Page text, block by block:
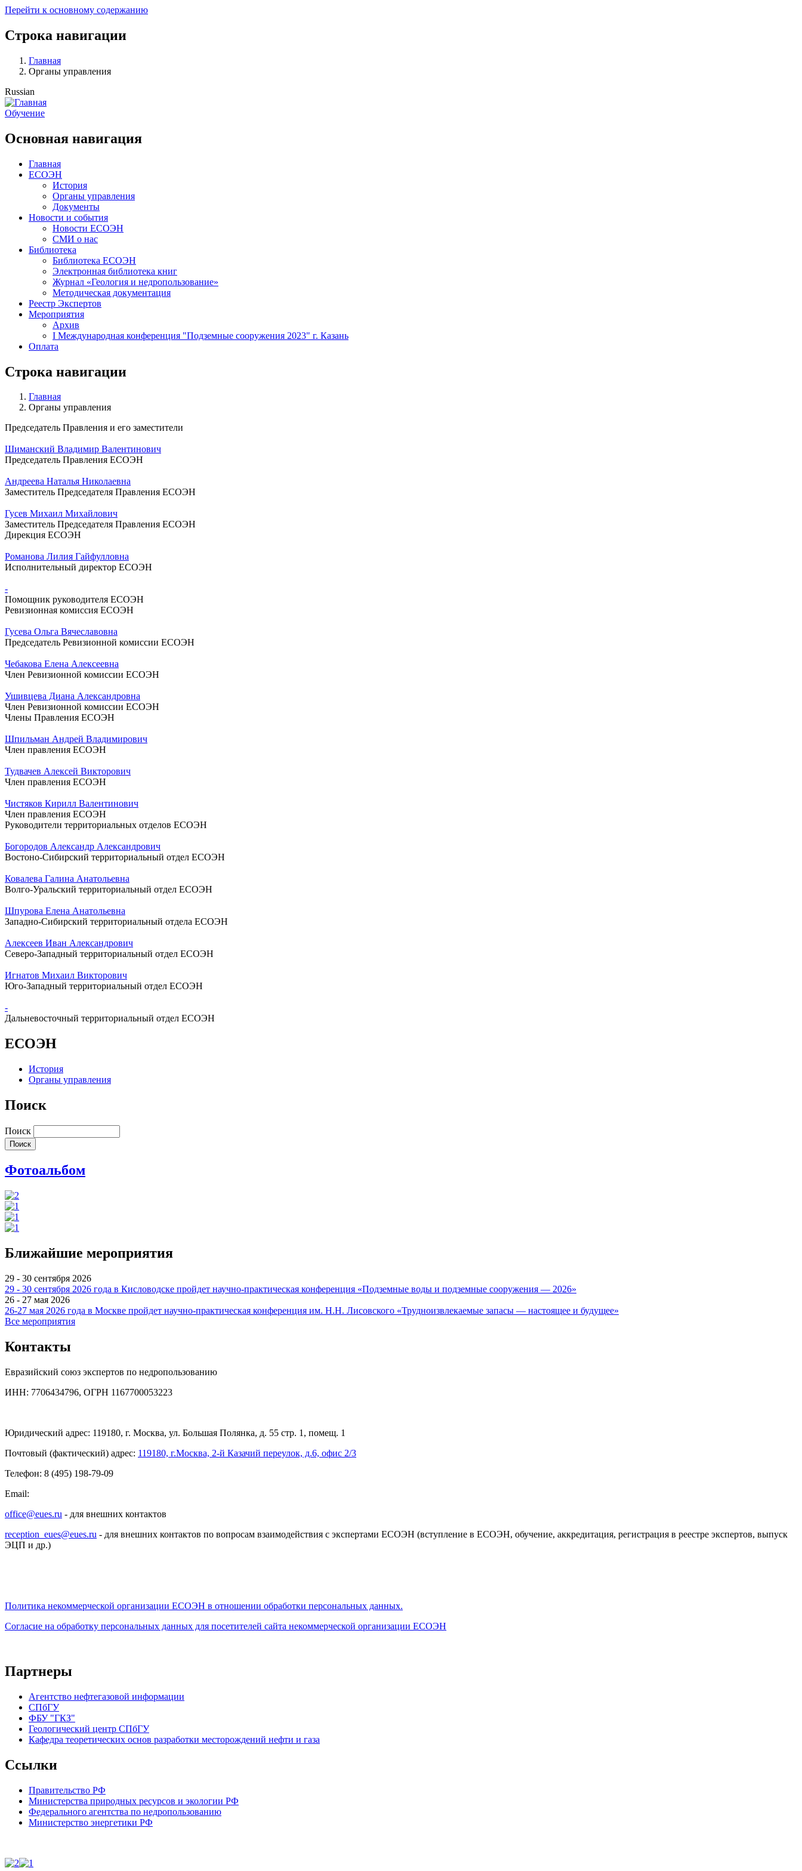
Перейти к основному содержанию
Строка навигации
Главная
Органы управления
Russian
Обучение
Основная навигация
Главная
ЕСОЭН
История
Органы управления
Документы
Новости и события
Новости ЕСОЭН
СМИ о нас
Библиотека
Библиотека ЕСОЭН
Электронная библиотека книг
Журнал «Геология и недропользование»
Методическая документация
Реестр Экспертов
Мероприятия
Архив
I Международная конференция "Подземные сооружения 2023" г. Казань
Оплата
Строка навигации
Главная
Органы управления
Председатель Правления и его заместители
Шиманский Владимир Валентинович
Председатель Правления ЕСОЭН
Андреева Наталья Николаевна
Заместитель Председателя Правления ЕСОЭН
Гусев Михаил Михайлович
Заместитель Председателя Правления ЕСОЭН
Дирекция ЕСОЭН
Романова Лилия Гайфулловна
Исполнительный директор ЕСОЭН
-
Помощник руководителя ЕСОЭН
Ревизионная комиссия ЕСОЭН
Гусева Ольга Вячеславовна
Председатель Ревизионной комиссии ЕСОЭН
Чебакова Елена Алексеевна
Член Ревизионной комиссии ЕСОЭН
Ушивцева Диана Александровна
Член Ревизионной комиссии ЕСОЭН
Члены Правления ЕСОЭН
Шпильман Андрей Владимирович
Член правления ЕСОЭН
Тудвачев Алексей Викторович
Член правления ЕСОЭН
Чистяков Кирилл Валентинович
Член правления ЕСОЭН
Руководители территориальных отделов ЕСОЭН
Богородов Александр Александрович
Востоно-Сибирский территориальный отдел ЕСОЭН
Ковалева Галина Анатольевна
Волго-Уральский территориальный отдел ЕСОЭН
Шпурова Елена Анатольевна
Западно-Сибирский территориальный отдела ЕСОЭН
Алексеев Иван Александрович
Северо-Западный территориальный отдел ЕСОЭН
Игнатов Михаил Викторович
Юго-Западный территориальный отдел ЕСОЭН
-
Дальневосточный территориальный отдел ЕСОЭН
ЕСОЭН
История
Органы управления
Поиск
Поиск
Фотоальбом
Ближайшие мероприятия
29 - 30 сентября 2026
29 - 30 сентября 2026 года в Кисловодске пройдет научно-практическая конференция «Подземные воды и подземные сооружения — 2026»
26 - 27 мая 2026
26-27 мая 2026 года в Москве пройдет научно-практическая конференция им. Н.Н. Лисовского «Трудноизвлекаемые запасы — настоящее и будущее»
Все мероприятия
Контакты
Евразийский союз экспертов по недропользованию
ИНН: 7706434796, ОГРН 1167700053223
Юридический адрес: 119180, г. Москва, ул. Большая Полянка, д. 55 стр. 1, помещ. 1
Почтовый (фактический) адрес: 119180, г.Москва, 2-й Казачий переулок, д.6, офис 2/3
Телефон: 8 (495) 198-79-09
Email:
office@eues.ru - для внешних контактов
reception_eues@eues.ru - для внешних контактов по вопросам взаимодействия с экспертами ЕСОЭН (вступление в ЕСОЭН, обучение, аккредитация, регистрация в реестре экспертов, выпуск
ЭЦП и др.)
Политика некоммерческой организации ЕСОЭН в отношении обработки персональных данных.
Согласие на обработку персональных данных для посетителей сайта некоммерческой организации ЕСОЭН
Партнеры
Агентство нефтегазовой информации
СПбГУ
ФБУ "ГКЗ"
Геологический центр СПбГУ
Кафедра теоретических основ разработки месторождений нефти и газа
Ссылки
Правительство РФ
Министерства природных ресурсов и экологии РФ
Федерального агентства по недропользованию
Министерство энергетики РФ